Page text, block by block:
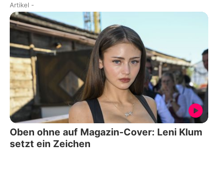
Artikel -
Oben ohne auf Magazin-Cover: Leni Klum
setzt ein Zeichen